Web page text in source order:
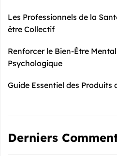
Les Professionnels de la
être Collectif
Renforcer le Bien-Être
Psychologique
Guide Essentiel des Produits
Derniers